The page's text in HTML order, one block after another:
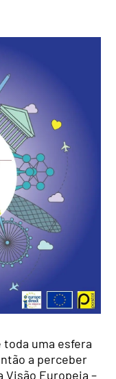
uma esfera
a perceber
Visão Europeia –